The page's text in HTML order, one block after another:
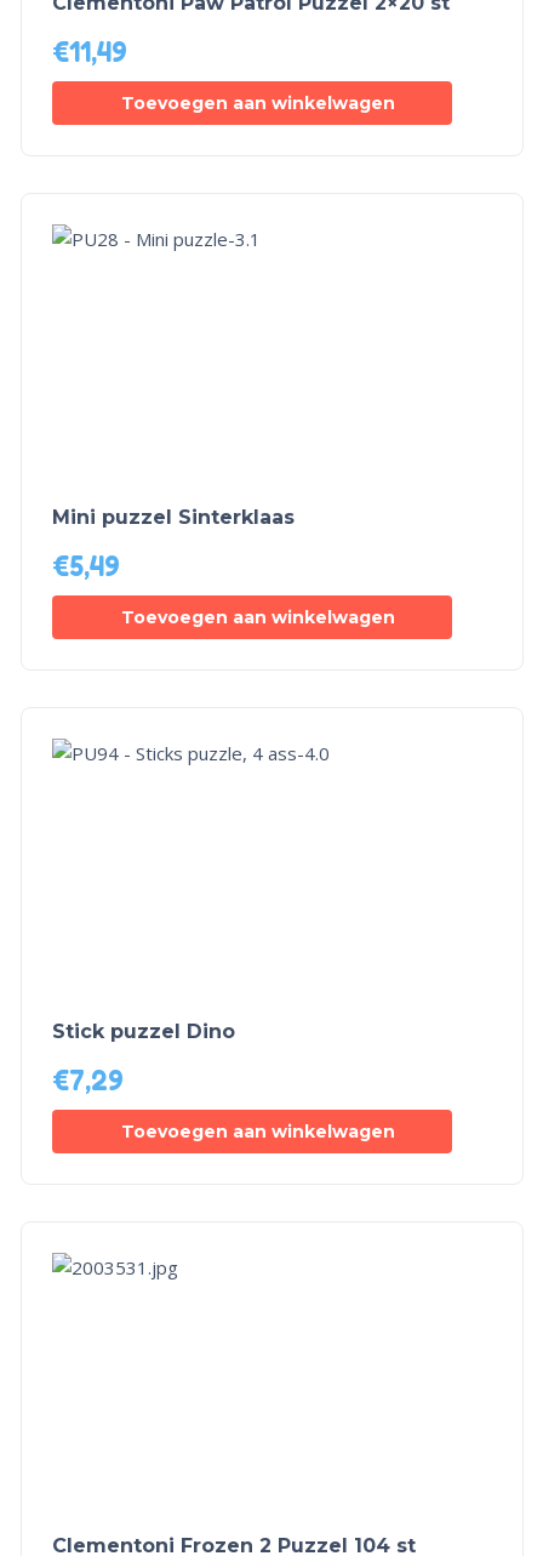
€11,49
Toevoegen aan winkelwagen
Mini puzzel Sinterklaas
€5,49
Toevoegen aan winkelwagen
Stick puzzel Dino
€7,29
Toevoegen aan winkelwagen
Clementoni Frozen 2 Puzzel 104 st